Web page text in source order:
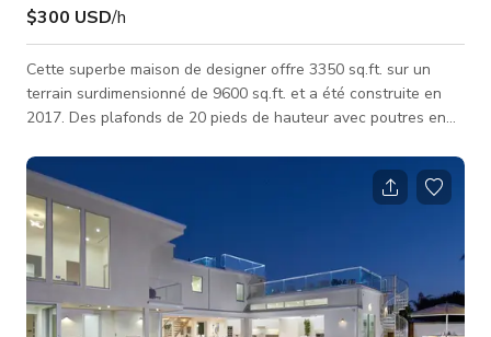
$300 USD/h
Cette superbe maison de designer offre 3350 sq.ft. sur un
terrain surdimensionné de 9600 sq.ft. et a été construite en
2017. Des plafonds de 20 pieds de hauteur avec poutres en
design. Une lumière naturelle abondante entre par les
fenêtres de la verrière. Cuisine gastronomique avec appareils
professionnels, plans de travail Ceaserstone et grand garde-
manger. Des portes pliantes de 15 pieds à l’arrière de la
maison s’ouvrent sur